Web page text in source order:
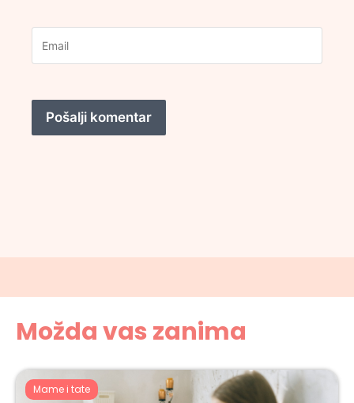
Možda vas zanima
Mame i tate